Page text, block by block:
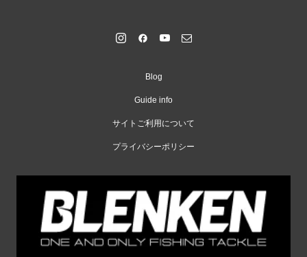
Blog
Guide info
サイトご利用について
プライバシーポリシー